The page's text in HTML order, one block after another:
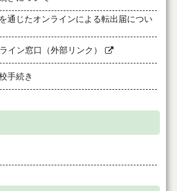
通じたオンラインによる転出届につい
イン窓口（外部リンク）
手続き